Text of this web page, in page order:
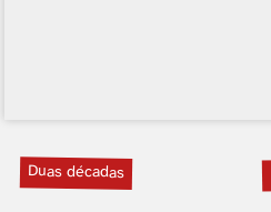
Duas décadas